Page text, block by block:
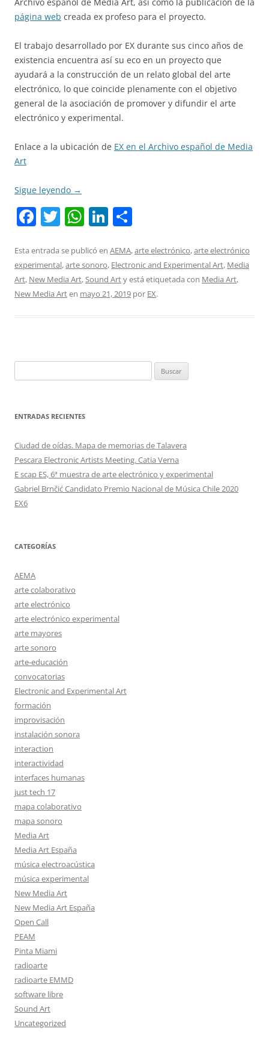
página web creada ex profeso para el proyecto.
El trabajo desarrollado por EX durante sus cinco años de
existencia encuentra así su eco en un proyecto que
ayudará a la construcción de un relato global del arte
electrónico, lo que coincide plenamente con el objetivo
general de la asociación de promover y difundir el arte
electrónico y experimental.
Enlace a la ubicación de EX en el Archivo español de Media
Art
Sigue leyendo →
F
c
e
b
T
itt
er
W
at
s
A
Li
k
e
dI
m
p
ar
Esta entrada se publicó en AEMA,arte electrónico,arte electrónico
experimental,arte sonoro, Electronic and Experimental Art, Media
Art, New Media Art,Sound Arty está etiquetada con Media Art,
New Media Arten mayo 21, 2019 por EX.
ENTRADAS RECIENTES
Ciudad de oídas. Mapa de memorias de Talavera
Pescara Electronic Artists Meeting. Catia Verna
E scap ES, 6ª muestra de arte electrónico y experimental
Gabriel Brnčić Candidato Premio Nacional de Música Chile 2020
EX6
CATEGORÍAS
AEMA
arte colaborativo
arte electrónico
arte electrónico experimental
arte mayores
arte sonoro
arte-educación
convocatorias
Electronic and Experimental Art
formación
improvisación
instalación sonora
interaction
interactividad
interfaces humanas
just tech 17
mapa colaborativo
mapa sonoro
Media Art
Media Art España
música electroacústica
música experimental
New Media Art
New Media Art España
Open Call
PEAM
Pinta Miami
radioarte
radioarte EMMD
software libre
Sound Art
Uncategorized